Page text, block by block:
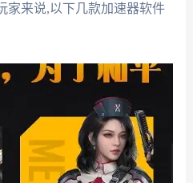
家来说,以下几款加速器软件